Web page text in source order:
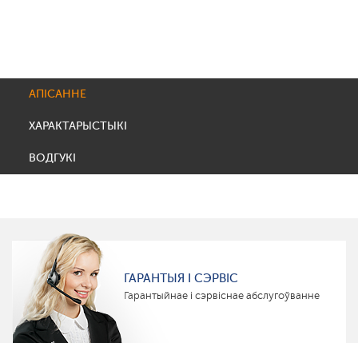
АПІСАННЕ
ХАРАКТАРЫСТЫКІ
ВОДГУКІ
ГАРАНТЫЯ І СЭРВІС
Гарантыйнае і сэрвіснае абслугоўванне